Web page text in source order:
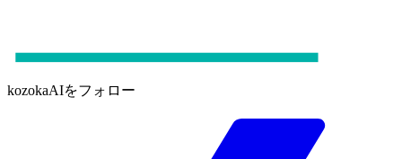
kozokaAIをフォロー